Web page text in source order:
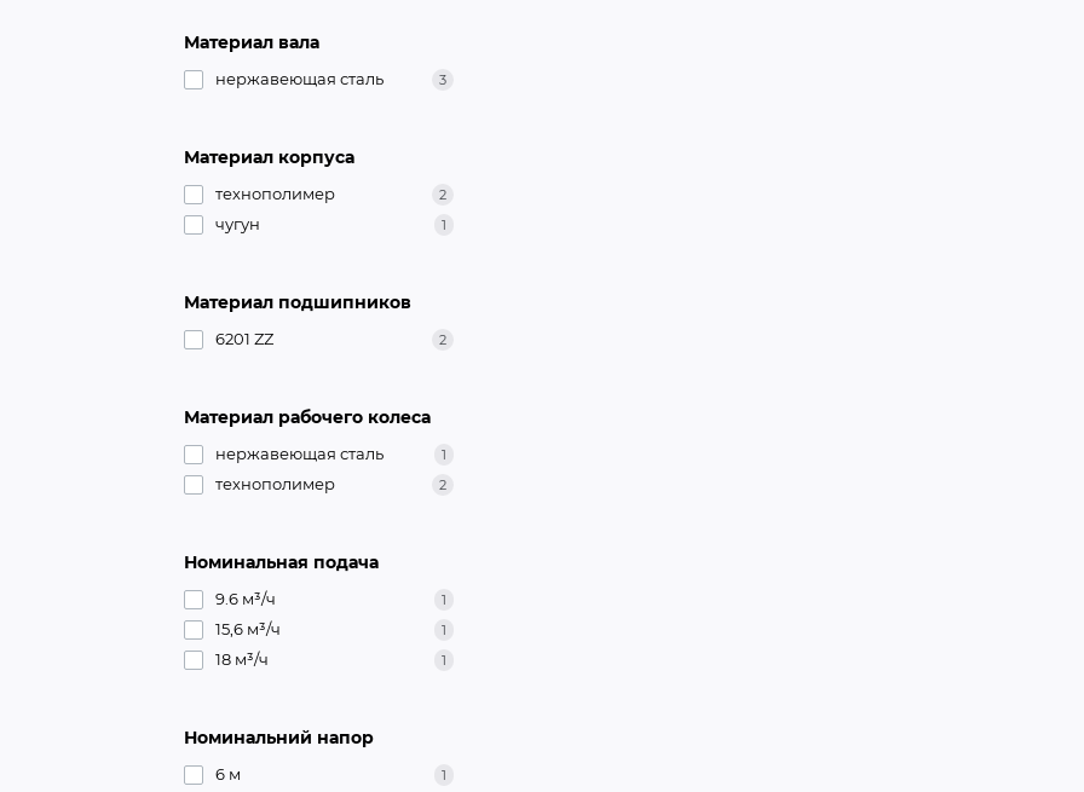
Материал вала
нержавеющая сталь 3
Материал корпуса
технополимер 2
чугун 1
Материал подшипников
6201 ZZ 2
Материал рабочего колеса
нержавеющая сталь 1
технополимер 2
Номинальная подача
9.6 м³/ч 1
15,6 м³/ч 1
18 м³/ч 1
Номинальний напор
6 м 1